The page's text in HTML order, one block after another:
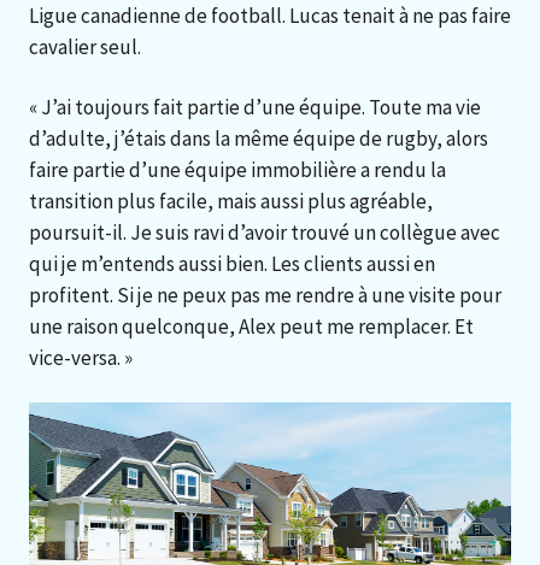
Ligue canadienne de football. Lucas tenait à ne pas faire
cavalier seul.
« J’ai toujours fait partie d’une équipe. Toute ma vie
d’adulte, j’étais dans la même équipe de rugby, alors
faire partie d’une équipe immobilière a rendu la
transition plus facile, mais aussi plus agréable,
poursuit-il. Je suis ravi d’avoir trouvé un collègue avec
qui je m’entends aussi bien. Les clients aussi en
profitent. Si je ne peux pas me rendre à une visite pour
une raison quelconque, Alex peut me remplacer. Et
vice-versa. »